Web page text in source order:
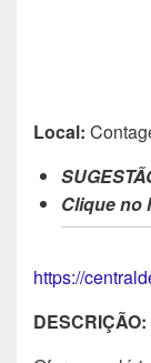
Local:
Clique no
https://
DESCRIÇÃO: